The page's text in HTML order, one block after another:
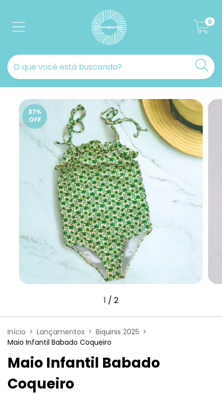
0
37%
OFF
1 / 2
Início > Lançamentos > Biquinis 2025 >
Maio Infantil Babado Coqueiro
Maio Infantil Babado
Coqueiro